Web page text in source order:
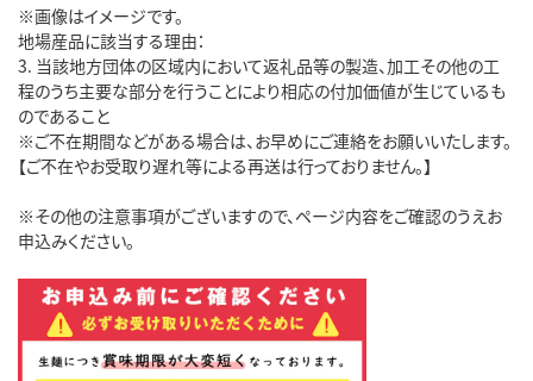
※画像はイメージです。
地場産品に該当する理由：
3. 当該地方団体の区域内において返礼品等の製造、加工その他の工
程のうち主要な部分を行うことにより相応の付加価値が生じているも
のであること
※ご不在期間などがある場合は、お早めにご連絡をお願いいたします。
【ご不在やお受取り遅れ等による再送は行っておりません。】
※その他の注意事項がございますので、ページ内容をご確認のうえお
申込みください。